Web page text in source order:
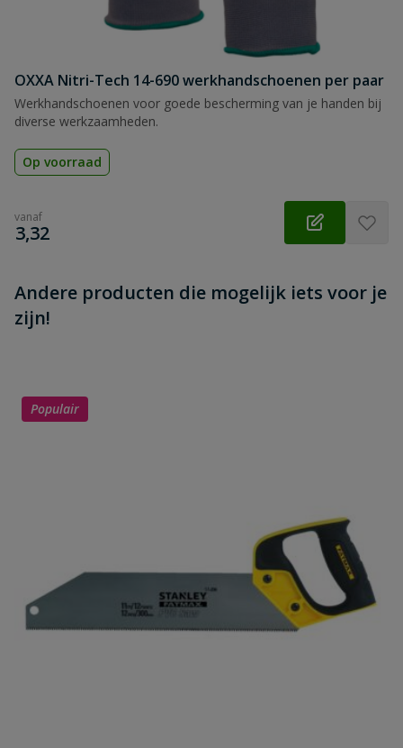
Beoordeling versturen
OXXA Nitri-Tech 14-690 werkhandschoenen per paar
Werkhandschoenen voor goede bescherming van je handen bij
diverse werkzaamheden.
Op voorraad
vanaf
€
3,32
Andere producten die mogelijk iets voor je
zijn!
Populair